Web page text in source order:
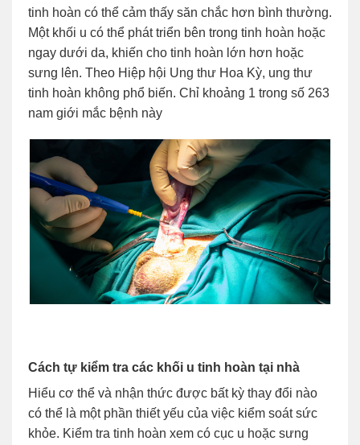
tinh hoàn có thể cảm thấy săn chắc hơn bình thường.
Một khối u có thể phát triển bên trong tinh hoàn hoặc
ngay dưới da, khiến cho tinh hoàn lớn hơn hoặc
sưng lên. Theo Hiệp hội Ung thư Hoa Kỳ, ung thư
tinh hoàn không phổ biến. Chỉ khoảng 1 trong số 263
nam giới mắc bệnh này
Cách tự kiểm tra các khối u tinh hoàn tại nhà
Hiểu cơ thể và nhận thức được bất kỳ thay đổi nào
có thể là một phần thiết yếu của việc kiểm soát sức
khỏe. Kiểm tra tinh hoàn xem có cục u hoặc sưng